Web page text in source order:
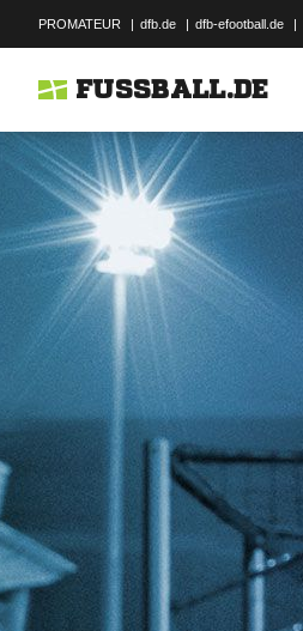
PROMATEUR | dfb.de | dfb-efootball.de |
FUSSBALL.DE